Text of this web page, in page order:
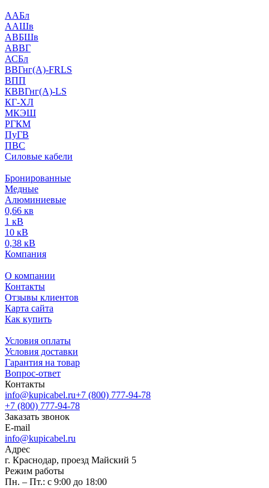
ААБл
ААШв
АВБШв
АВВГ
АСБл
ВВГнг(А)-FRLS
ВПП
КВВГнг(А)-LS
КГ-ХЛ
МКЭШ
РГКМ
ПуГВ
ПВС
Силовые кабели
Бронированные
Медные
Алюминиевые
0,66 кв
1 кВ
10 кВ
0,38 кВ
Компания
О компании
Контакты
Отзывы клиентов
Карта сайта
Как купить
Условия оплаты
Условия доставки
Гарантия на товар
Вопрос-ответ
Контакты
info@kupicabel.ru+7 (800) 777-94-78
+7 (800) 777-94-78
Заказать звонок
E-mail
info@kupicabel.ru
Адрес
г. Краснодар, проезд Майский 5
Режим работы
Пн. – Пт.: с 9:00 до 18:00